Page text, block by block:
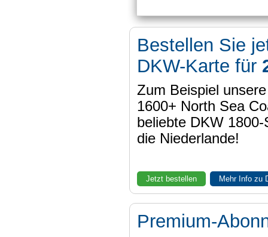
Bestellen Sie
DKW-Karte für
Zum Beispiel
1600+ North Sea
beliebte DKW
die Niederlande!
Jetzt bestellen Mehr Info zu
Premium-